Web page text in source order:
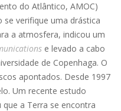
do Atlântico, AMOC)
verifique uma drástica
a atmosfera, indicou um
e levado a cabo
de Copenhaga. O
apontados. Desde 1997
Um recente estudo
que a Terra se encontra